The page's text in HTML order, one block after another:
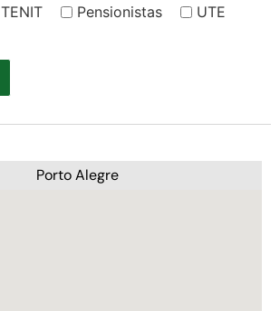
TENIT Pensionistas
UTE
Porto Alegre